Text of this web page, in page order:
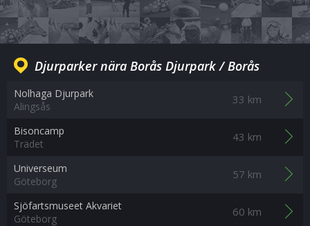
Djurparker nära Borås Djurpark / Borås
Nolhaga Djurpark
Alingsås
33 km
Bisoncamp
Trädet
43 km
Universeum
Göteborg
57 km
Sjöfartsmuseet Akvariet
Göteborg
60 km